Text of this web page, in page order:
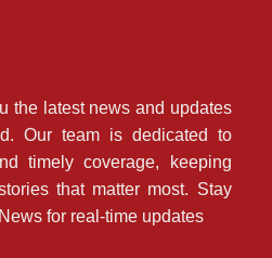
the latest news and updates
Our team is dedicated to
timely coverage, keeping
that matter most. Stay
for real-time updates